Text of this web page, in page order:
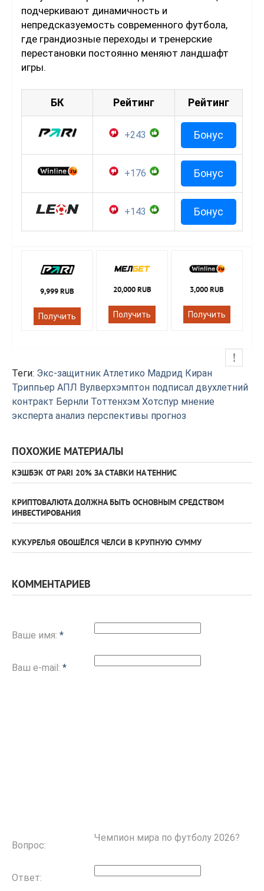
подчеркивают динамичность и
непредсказуемость современного футбола,
где грандиозные переходы и тренерские
перестановки постоянно меняют ландшафт
игры.
БК Рейтинг Рейтинг
+243 Бонус
+176 Бонус
+143 Бонус
9,999 RUB
Получить
20,000 RUB
Получить
3,000 RUB
Получить
Теги: Экс-защитник Атлетико Мадрид Киран
Триппьер АПЛ Вулверхэмптон подписал двухлетний
контракт Бернли Тоттенхэм Хотспур мнение
эксперта анализ перспективы прогноз
ПОХОЖИЕ МАТЕРИАЛЫ
КЭШБЭК ОТ PARI 20% ЗА СТАВКИ НА ТЕННИС
КРИПТОВАЛЮТА ДОЛЖНА БЫТЬ ОСНОВНЫМ СРЕДСТВОМ
ИНВЕСТИРОВАНИЯ
КУКУРЕЛЬЯ ОБОШЁЛСЯ ЧЕЛСИ В КРУПНУЮ СУММУ
КОММЕНТАРИЕВ
Ваше имя: *
Ваш e-mail: *
Вопрос:
Чемпион мира по футболу 2026?
Ответ: